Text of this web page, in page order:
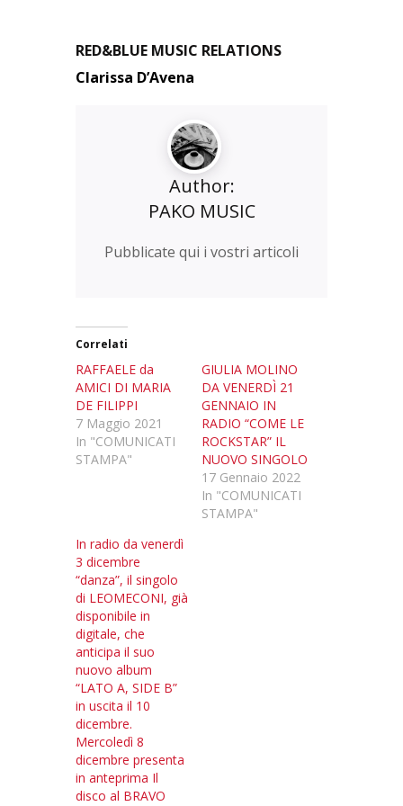
RED&BLUE MUSIC RELATIONS
Clarissa D’Avena
Author:
PAKO MUSIC
Pubblicate qui i vostri articoli
Correlati
RAFFAELE da
AMICI DI MARIA
DE FILIPPI
7 Maggio 2021
In "COMUNICATI
STAMPA"
GIULIA MOLINO
DA VENERDÌ 21
GENNAIO IN
RADIO “COME LE
ROCKSTAR” IL
NUOVO SINGOLO
17 Gennaio 2022
In "COMUNICATI
STAMPA"
In radio da venerdì
3 dicembre
“danza”, il singolo
di LEOMECONI, già
disponibile in
digitale, che
anticipa il suo
nuovo album
“LATO A, SIDE B”
in uscita il 10
dicembre.
Mercoledì 8
dicembre presenta
in anteprima Il
disco al BRAVO